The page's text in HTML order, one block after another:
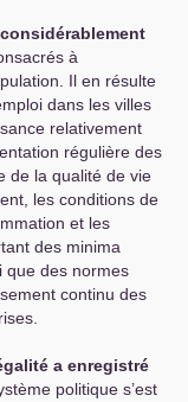
à
Il en résulte
dans les villes
relativement
régulière des
de la qualité de vie
les conditions de
et les
des minima
que des normes
continu des
a enregistré
politique s’est